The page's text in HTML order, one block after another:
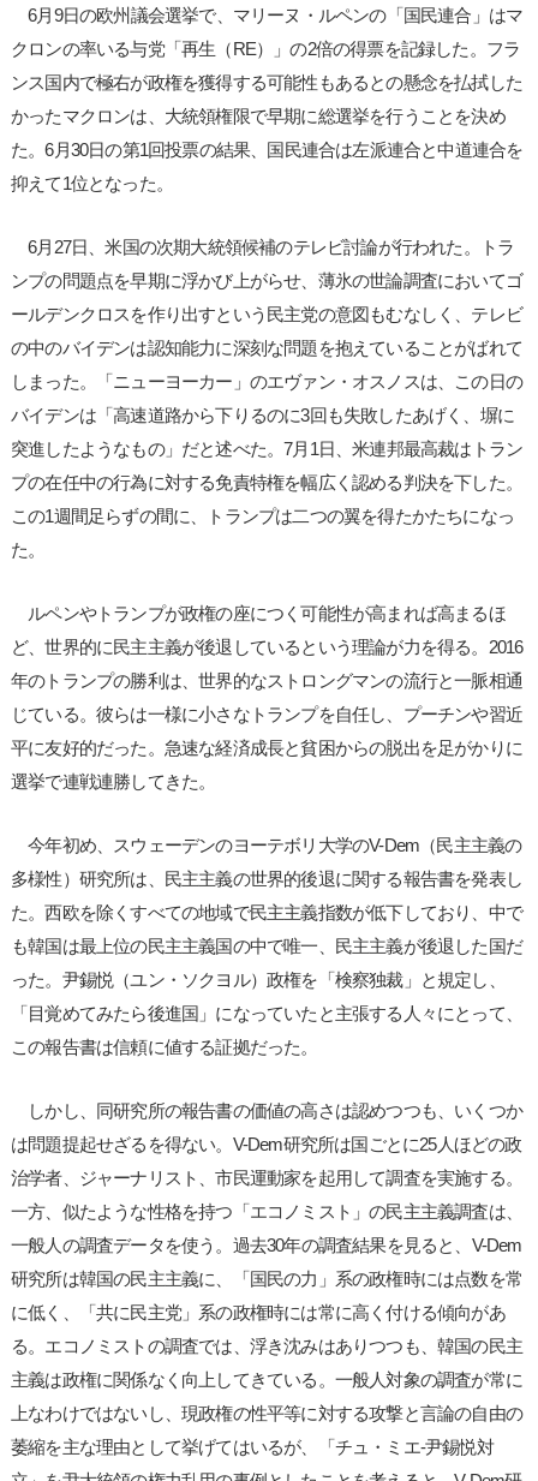
6月9日の欧州議会選挙で、マリーヌ・ルペンの「国民連合」はマ
クロンの率いる与党「再生（RE）」の2倍の得票を記録した。フラ
ンス国内で極右が政権を獲得する可能性もあるとの懸念を払拭した
かったマクロンは、大統領権限で早期に総選挙を行うことを決め
た。6月30日の第1回投票の結果、国民連合は左派連合と中道連合を
抑えて1位となった。
6月27日、米国の次期大統領候補のテレビ討論が行われた。トラ
ンプの問題点を早期に浮かび上がらせ、薄氷の世論調査においてゴ
ールデンクロスを作り出すという民主党の意図もむなしく、テレビ
の中のバイデンは認知能力に深刻な問題を抱えていることがばれて
しまった。「ニューヨーカー」のエヴァン・オスノスは、この日の
バイデンは「高速道路から下りるのに3回も失敗したあげく、塀に
突進したようなもの」だと述べた。7月1日、米連邦最高裁はトラン
プの在任中の行為に対する免責特権を幅広く認める判決を下した。
この1週間足らずの間に、トランプは二つの翼を得たかたちになっ
た。
ルペンやトランプが政権の座につく可能性が高まれば高まるほ
ど、世界的に民主主義が後退しているという理論が力を得る。2016
年のトランプの勝利は、世界的なストロングマンの流行と一脈相通
じている。彼らは一様に小さなトランプを自任し、プーチンや習近
平に友好的だった。急速な経済成長と貧困からの脱出を足がかりに
選挙で連戦連勝してきた。
今年初め、スウェーデンのヨーテボリ大学のV-Dem（民主主義の
多様性）研究所は、民主主義の世界的後退に関する報告書を発表し
た。西欧を除くすべての地域で民主主義指数が低下しており、中で
も韓国は最上位の民主主義国の中で唯一、民主主義が後退した国だ
った。尹錫悦（ユン・ソクヨル）政権を「検察独裁」と規定し、
「目覚めてみたら後進国」になっていたと主張する人々にとって、
この報告書は信頼に値する証拠だった。
しかし、同研究所の報告書の価値の高さは認めつつも、いくつか
は問題提起せざるを得ない。V-Dem研究所は国ごとに25人ほどの政
治学者、ジャーナリスト、市民運動家を起用して調査を実施する。
一方、似たような性格を持つ「エコノミスト」の民主主義調査は、
一般人の調査データを使う。過去30年の調査結果を見ると、V-Dem
研究所は韓国の民主主義に、「国民の力」系の政権時には点数を常
に低く、「共に民主党」系の政権時には常に高く付ける傾向があ
る。エコノミストの調査では、浮き沈みはありつつも、韓国の民主
主義は政権に関係なく向上してきている。一般人対象の調査が常に
上なわけではないし、現政権の性平等に対する攻撃と言論の自由の
萎縮を主な理由として挙げてはいるが、「チュ・ミエ-尹錫悦対